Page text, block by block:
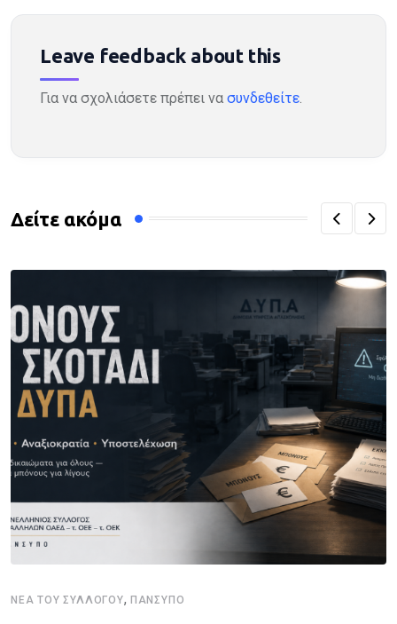
Leave feedback about this
Για να σχολιάσετε πρέπει να συνδεθείτε.
Δείτε ακόμα
ΝΈΑ ΤΟΥ ΣΥΛΛΌΓΟΥ, ΠΑΝΣΥΠΟ